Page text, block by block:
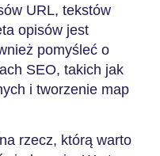
URL, tekstów
opisów jest
pomyśleć o
SEO, takich jak
i tworzenie map
rzecz, którą warto